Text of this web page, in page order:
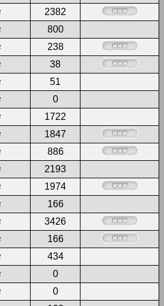
2382
800
238
38
51
0
1722
1847
886
2193
1974
166
3426
166
434
0
0